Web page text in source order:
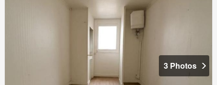
3 Photos